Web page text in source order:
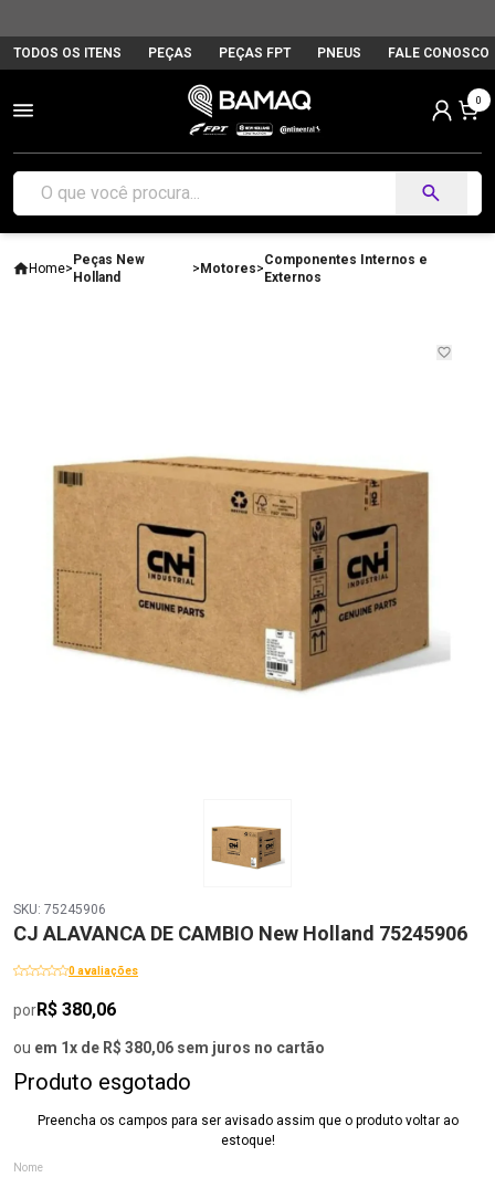
TODOS OS ITENS PEÇAS PEÇAS FPT PNEUS FALE CONOSCO
0
Home>
Peças New
Holland
>Motores>
Componentes Internos e
Externos
SKU: 75245906
CJ ALAVANCA DE CAMBIO New Holland 75245906
0 avaliações
porR$ 380,06
ou em 1x de R$ 380,06 sem juros no cartão
Produto esgotado
Preencha os campos para ser avisado assim que o produto voltar ao
estoque!